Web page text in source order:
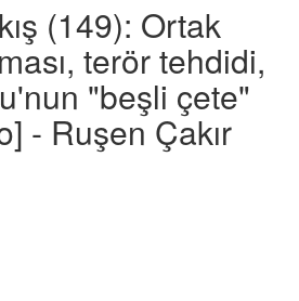
(149): Ortak
terör tehdidi,
"beşli çete"
- Ruşen Çakır